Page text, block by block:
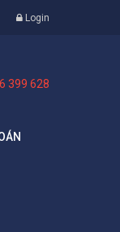
Login
399 628